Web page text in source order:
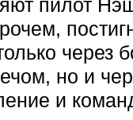
пилот
через
но и
и